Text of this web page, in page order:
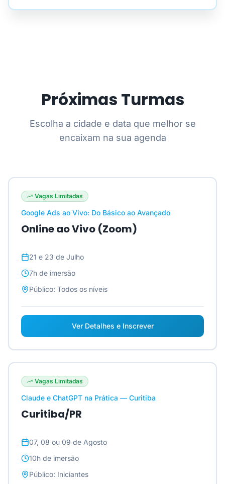
Próximas Turmas
Escolha a cidade e data que melhor se
encaixam na sua agenda
Vagas Limitadas
Google Ads ao Vivo: Do Básico ao Avançado
Online ao Vivo (Zoom)
21 e 23 de Julho
7h de imersão
Público: Todos os níveis
Ver Detalhes e Inscrever
Vagas Limitadas
Claude e ChatGPT na Prática — Curitiba
Curitiba/PR
07, 08 ou 09 de Agosto
10h de imersão
Público: Iniciantes